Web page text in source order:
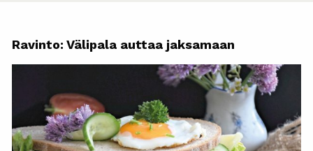
Ravinto: Välipala auttaa jaksamaan